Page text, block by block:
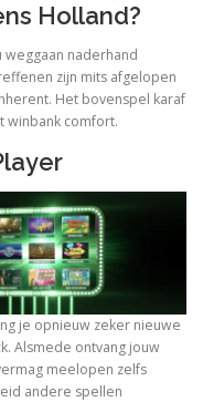
Holland?
naderhand
zijn mits afgelopen
Het bovenspel karaf
winbank comfort.
je opnieuw zeker nieuwe
Alsmede ontvang jouw
meelopen zelfs
andere spellen